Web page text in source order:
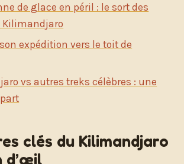
de glace en péril : le sort des
expédition vers le toit de
vs autres treks célèbres : une
clés du Kilimandjaro
d’œil